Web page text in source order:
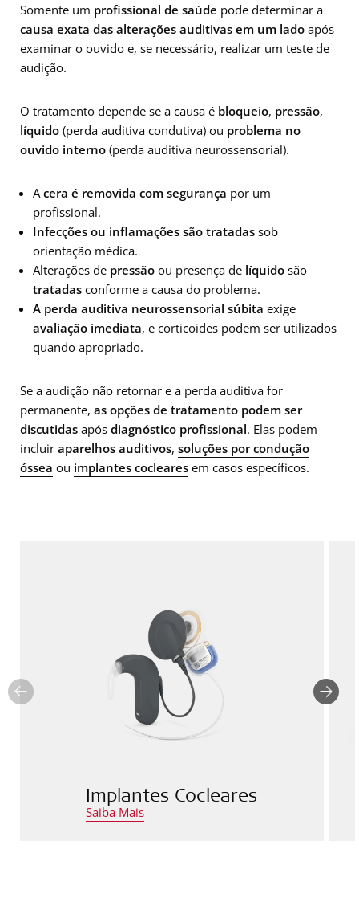
Somente um profissional de saúde pode determinar a
causa exata das alterações auditivas em um lado após
examinar o ouvido e, se necessário, realizar um teste de
audição.
O tratamento depende se a causa é bloqueio, pressão,
líquido (perda auditiva condutiva) ou problema no
ouvido interno (perda auditiva neurossensorial).
Acera é removida com segurança por um
profissional.
Infecções ou inflamações são tratadas sob
orientação médica.
Alterações de pressão ou presença de líquido são
tratadas conforme a causa do problema.
A perda auditiva neurossensorial súbita exige
avaliação imediata, e corticoides podem ser utilizados
quando apropriado.
Se a audição não retornar e a perda auditiva for
permanente, as opções de tratamento podem ser
discutidas após diagnóstico profissional. Elas podem
incluir aparelhos auditivos, soluções por condução
óssea ou implantes cocleares em casos específicos.
Implantes Cocleares
Saiba Mais